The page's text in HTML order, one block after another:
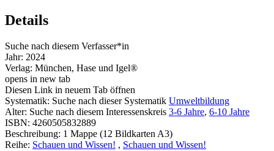
Details
Suche nach diesem Verfasser*in
Jahr: 2024
Verlag: München, Hase und Igel®
opens in new tab
Diesen Link in neuem Tab öffnen
Systematik: Suche nach dieser Systematik Umweltbildung
Alter: Suche nach diesem Interessenskreis 3-6 Jahre, 6-10 Jahre
ISBN: 4260505832889
Beschreibung: 1 Mappe (12 Bildkarten A3)
Reihe: Schauen und Wissen! , Schauen und Wissen!